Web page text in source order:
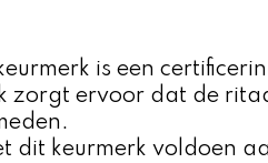
is een
zorgt ervoor dat de
dit keurmerk voldoen